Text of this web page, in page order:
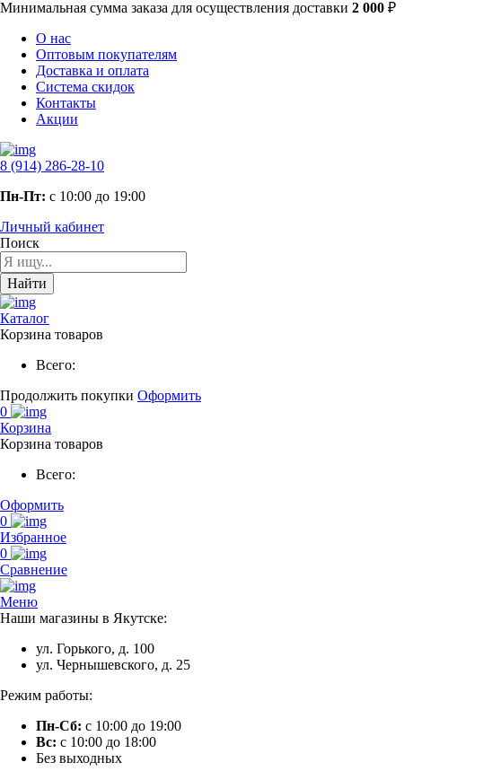
Минимальная сумма заказа для осуществления доставки 2 000 ₽
О нас
Оптовым покупателям
Доставка и оплата
Система скидок
Контакты
Акции
8 (914) 286-28-10
Пн-Пт: с 10:00 до 19:00
Личный кабинет
Поиск
Найти
Каталог
Корзина товаров
Всего:
Продолжить покупки Оформить
0
Корзина
Корзина товаров
Всего:
Оформить
0
Избранное
0
Сравнение
Меню
Наши магазины в Якутске:
ул. Горького, д. 100
ул. Чернышевского, д. 25
Режим работы:
Пн-Сб: с 10:00 до 19:00
Вс: с 10:00 до 18:00
Без выходных